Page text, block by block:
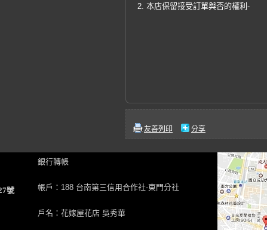
2. 本店保留接受訂單與否的權利-
友善列印 分享
號
銀行轉帳
帳戶：188 台南第三信用合作社-東門分社
戶名：花嫁屋花店 吳秀華